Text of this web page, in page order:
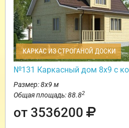
КАРКАС ИЗ СТРОГАНОЙ ДОСКИ
№131 Каркасный дом 8х9 с
Размер: 8х9 м
Общая площадь: 88.82
от 3536200